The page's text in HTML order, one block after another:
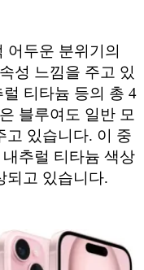
어두운 분위기의
성 느낌을 주고 있
티타늄 등의 총 4
블루여도 일반 모
고 있습니다. 이 중
추럴 티타늄 색상
되고 있습니다.